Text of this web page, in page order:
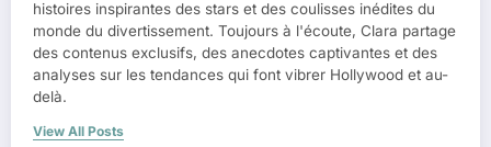
histoires inspirantes des stars et des coulisses inédites du
monde du divertissement. Toujours à l'écoute, Clara partage
des contenus exclusifs, des anecdotes captivantes et des
analyses sur les tendances qui font vibrer Hollywood et au-
delà.
View All Posts